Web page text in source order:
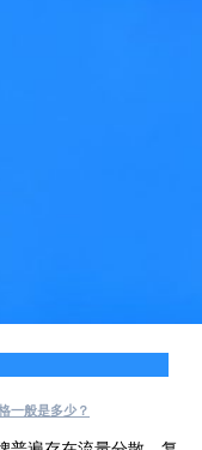
一般是多少？